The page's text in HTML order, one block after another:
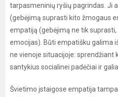
tarpasmeninių ryšių pagrindas. Ji
(gebėjimą suprasti kito žmogaus
empatiją (gebėjimą ne tik
emocijas). Būti empatišku galima
ne vienoje situacijoje:
santykius socialinei padėčiai ir
Švietimo įstaigose empatija